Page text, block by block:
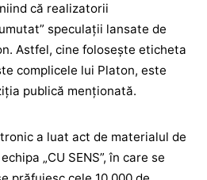
că realizatorii
speculații lansate de
Astfel, cine folosește eticheta
complicele lui Platon, este
publică menționată.
a luat act de materialul de
„CU SENS”, în care se